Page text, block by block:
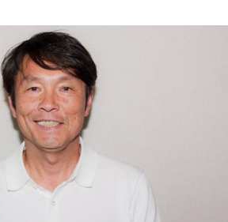
コード会社がなくなり、「どこへ行
に暮れたことや、芸名を何度も変えな
日々を振り返る。それでも諦めずに歌
年記念シングル「露天の花」に込めた
咲く」「その場所で咲く花がある」と
がっていると話した。人生は何度でも
援歌は、自身の歩みそのものでもある
もトークを展開。愛犬と過ごす時間を